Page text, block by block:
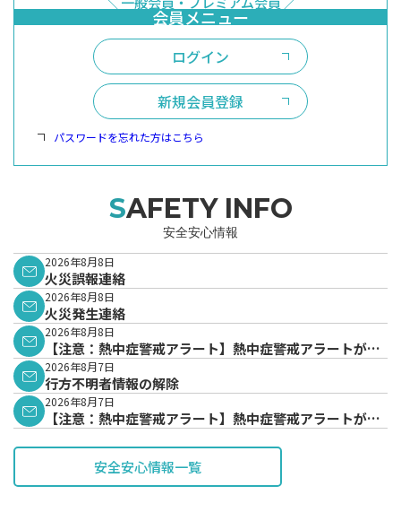
ログイン
新規会員登録
パスワードを忘れた方はこちら
SAFETY INFO
安全安心情報
2026年8月8日
火災誤報連絡
2026年8月8日
火災発生連絡
2026年8月8日
【注意：熱中症警戒アラート】熱中症警戒アラートが発
表されています。
2026年8月7日
行方不明者情報の解除
2026年8月7日
【注意：熱中症警戒アラート】熱中症警戒アラートが発
安全安心情報一覧